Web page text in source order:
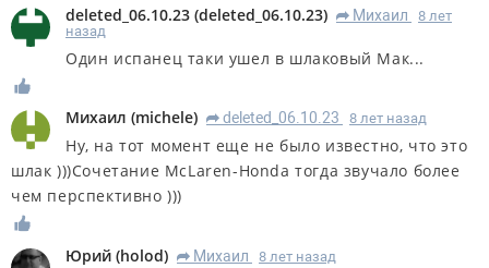
deleted_06.10.23 (deleted_06.10.23) R Михаил
8 лет
назад
Один испанец таки ушел в шлаковый Мак...
Михаил (michele) R deleted_06.10.23 8 лет назад
Ну, на тот момент еще не было известно, что это
шлак )))Сочетание McLaren-Honda тогда звучало более
чем перспективно )))
Юрий (holod) R Михаил 8 лет назад